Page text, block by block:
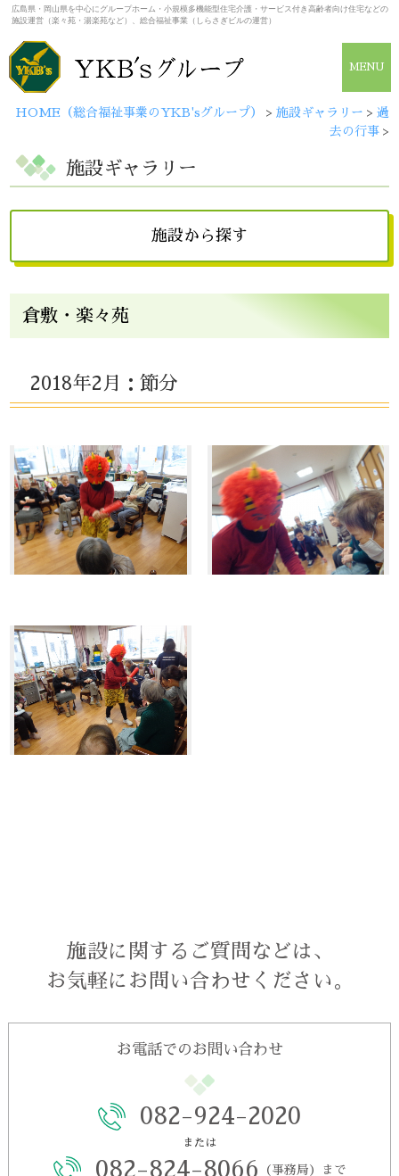
広島県・岡山県を中心にグループホーム・小規模多機能型住宅介護・サービス付き高齢者向け住宅などの
施設運営（楽々苑・湯楽苑など）、総合福祉事業（しらさぎビルの運営）
MENU
HOME（総合福祉事業のYKB'sグループ） > 施設ギャラリー > 過
去の行事>
施設ギャラリー
施設から探す
広島県
広島・湯楽苑
三次・楽々苑 さくらんぼ保育園
令和の杜 ASA・楽々苑
廿日市令和の杜 広島・安佐物語
La・Vita安佐物語
倉敷・楽々苑
NICONICO保育園
倉敷・楽々苑
2018年2月：節分
施設に関するご質問などは、
お気軽にお問い合わせください。
お電話でのお問い合わせ
082-924-2020
または
082-824-8066 （事務局）まで